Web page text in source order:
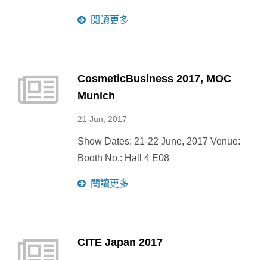
閱讀更多
CosmeticBusiness 2017, MOC
Munich
21 Jun, 2017
Show Dates: 21-22 June, 2017 Venue:
Booth No.: Hall 4 E08
閱讀更多
CITE Japan 2017